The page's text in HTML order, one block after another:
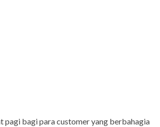
bagi para customer yang berbahagia